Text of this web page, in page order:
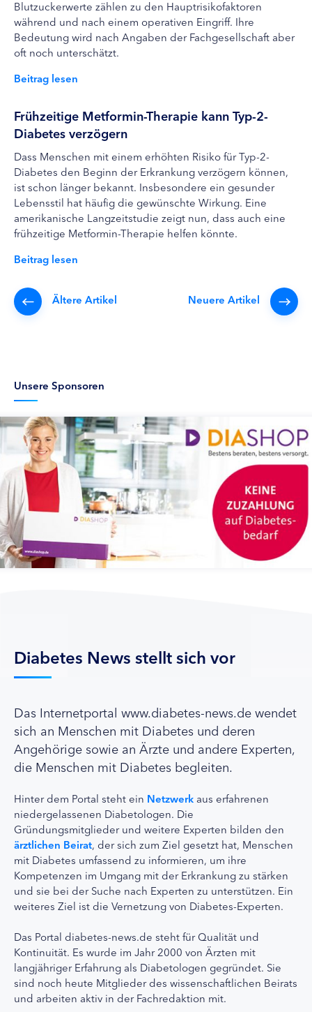
Blutzuckerwerte zählen zu den Hauptrisikofaktoren
während und nach einem operativen Eingriff. Ihre
Bedeutung wird nach Angaben der Fachgesellschaft aber
oft noch unterschätzt.
Beitrag lesen
Frühzeitige Metformin-Therapie kann Typ-2-
Diabetes verzögern
Dass Menschen mit einem erhöhten Risiko für Typ-2-
Diabetes den Beginn der Erkrankung verzögern können,
ist schon länger bekannt. Insbesondere ein gesunder
Lebensstil hat häufig die gewünschte Wirkung. Eine
amerikanische Langzeitstudie zeigt nun, dass auch eine
frühzeitige Metformin-Therapie helfen könnte.
Beitrag lesen
Neuere Artikel
Ältere Artikel
Unsere Sponsoren
Diabetes News stellt sich vor
Das Internetportal www.diabetes-news.de wendet
sich an Menschen mit Diabetes und deren
Angehörige sowie an Ärzte und andere Experten,
die Menschen mit Diabetes begleiten.
Hinter dem Portal steht ein Netzwerk aus erfahrenen
niedergelassenen Diabetologen. Die
Gründungsmitglieder und weitere Experten bilden den
ärztlichen Beirat, der sich zum Ziel gesetzt hat, Menschen
mit Diabetes umfassend zu informieren, um ihre
Kompetenzen im Umgang mit der Erkrankung zu stärken
und sie bei der Suche nach Experten zu unterstützen. Ein
weiteres Ziel ist die Vernetzung von Diabetes-Experten.
Das Portal diabetes-news.de steht für Qualität und
Kontinuität. Es wurde im Jahr 2000 von Ärzten mit
langjähriger Erfahrung als Diabetologen gegründet. Sie
sind noch heute Mitglieder des wissenschaftlichen Beirats
und arbeiten aktiv in der Fachredaktion mit.